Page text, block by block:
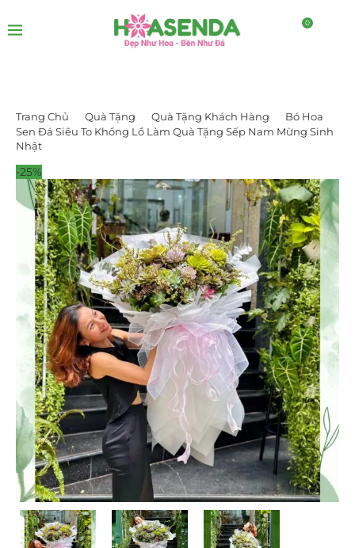
0
Trang Chủ Quà Tặng Quà Tặng Khách Hàng
Bó Hoa
Sen Đá Siêu To Khổng Lồ Làm Quà Tặng Sếp Nam Mừng Sinh
Nhật
-25%